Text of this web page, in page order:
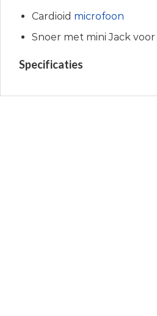
Cardioid microfoon
Snoer met mini Jack
Specificaties